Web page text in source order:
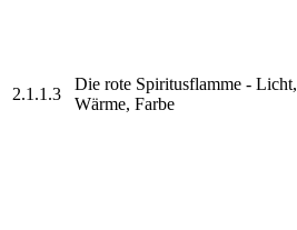
2.1.1.3
Die rote Spiritusflamme - Licht,
Wärme, Farbe